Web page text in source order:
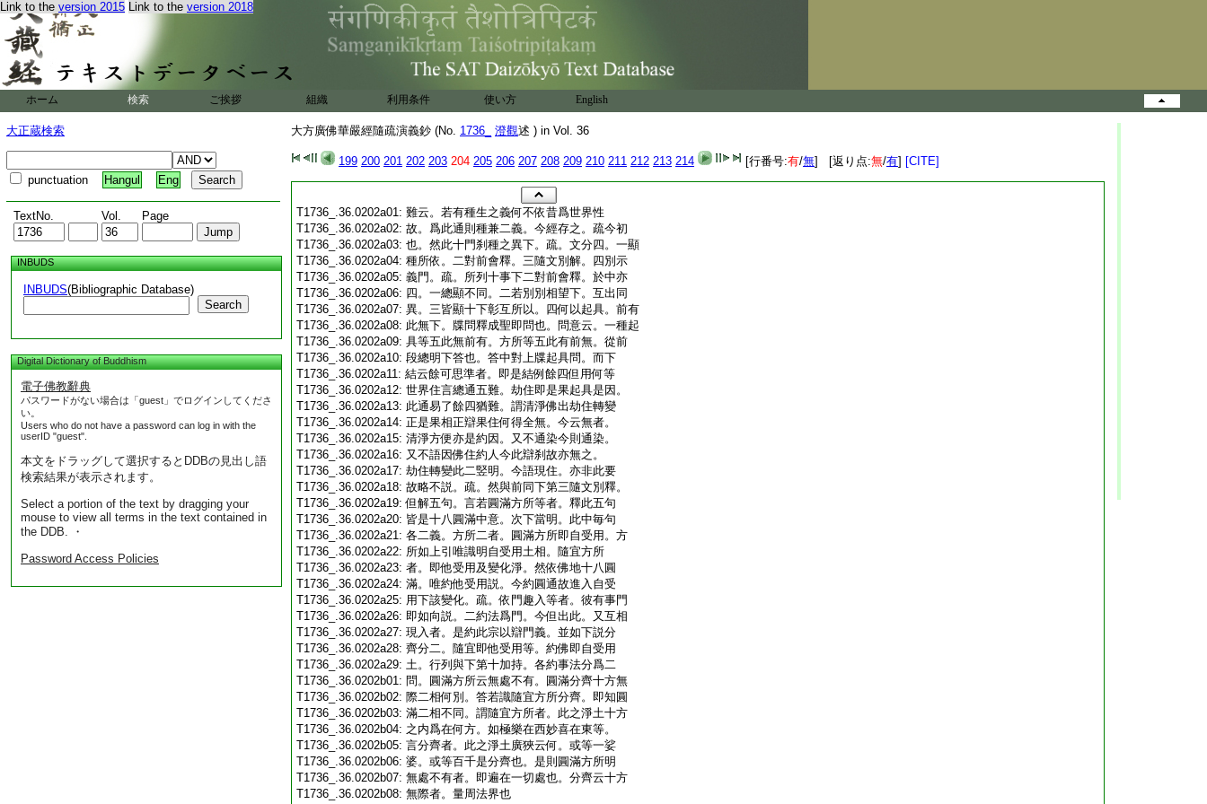
Link to the version 2015 Link to the version 2018
ホーム 検索 ご挨拶 組織 利用条件 使い方 English
大正蔵検索
punctuation Hangul Eng
TextNo. Vol. Page
INBUDS
INBUDS(Bibliographic Database)
Search
Digital Dictionary of Buddhism
電子佛教辭典
パスワードがない場合は「guest」でログインしてくださ
い。
Users who do not have a password can log in with the
userID "guest".
本文をドラッグして選択するとDDBの見出し語
検索結果が表示されます。
Select a portion of the text by dragging your
mouse to view all terms in the text contained in
the DDB. ・
Password Access Policies
大方廣佛華嚴經隨疏演義鈔 (No. 1736_ 澄觀述 ) in Vol. 36
199 200 201 202 203 204 205 206 207 208 209 210 211 212 213 214 [行番号:有/無] [返り点:無/有] [CITE]
T1736_.36.0202a01: 難云。若有種生之義何不依昔爲世界性
T1736_.36.0202a02: 故。爲此通則種兼二義。今經存之。疏今初
T1736_.36.0202a03: 也。然此十門刹種之異下。疏。文分四。一顯
T1736_.36.0202a04: 種所依。二對前會釋。三隨文別解。四別示
T1736_.36.0202a05: 義門。疏。所列十事下二對前會釋。於中亦
T1736_.36.0202a06: 四。一總顯不同。二若別別相望下。互出同
T1736_.36.0202a07: 異。三皆顯十下彰互所以。四何以起具。前有
T1736_.36.0202a08: 此無下。牒問釋成聖即問也。問意云。一種起
T1736_.36.0202a09: 具等五此無前有。方所等五此有前無。從前
T1736_.36.0202a10: 段總明下答也。答中對上牒起具問。而下
T1736_.36.0202a11: 結云餘可思準者。即是結例餘四但用何等
T1736_.36.0202a12: 世界住言總通五難。劫住即是果起具是因。
T1736_.36.0202a13: 此通易了餘四猶難。謂清淨佛出劫住轉變
T1736_.36.0202a14: 正是果相正辯果住何得全無。今云無者。
T1736_.36.0202a15: 清淨方便亦是約因。又不通染今則通染。
T1736_.36.0202a16: 又不語因佛住約人今此辯刹故亦無之。
T1736_.36.0202a17: 劫住轉變此二竪明。今語現住。亦非此要
T1736_.36.0202a18: 故略不説。疏。然與前同下第三隨文別釋。
T1736_.36.0202a19:但解五句。言若圓滿方所等者。釋此五句
T1736_.36.0202a20: 皆是十八圓滿中意。次下當明。此中毎句
T1736_.36.0202a21: 各二義。方所二者。圓滿方所即自受用。方
T1736_.36.0202a22: 所如上引唯識明自受用土相。隨宜方所
T1736_.36.0202a23: 者。即他受用及變化淨。然依佛地十八圓
T1736_.36.0202a24: 滿。唯約他受用説。今約圓通故進入自受
T1736_.36.0202a25: 用下該變化。疏。依門趣入等者。彼有事門
T1736_.36.0202a26: 即如向説。二約法爲門。今但出此。又互相
T1736_.36.0202a27: 現入者。是約此宗以辯門義。並如下説分
T1736_.36.0202a28: 齊分二。隨宜即他受用等。約佛即自受用
T1736_.36.0202a29: 土。行列與下第十加持。各約事法分爲二
T1736_.36.0202b01: 問。圓滿方所云無處不有。圓滿分齊十方無
T1736_.36.0202b02: 際二相何別。答若識隨宜方所分齊。即知圓
T1736_.36.0202b03: 滿二相不同。謂隨宜方所者。此之淨土十方
T1736_.36.0202b04: 之内爲在何方。如極樂在西妙喜在東等。
T1736_.36.0202b05: 言分齊者。此之淨土廣狹云何。或等一娑
T1736_.36.0202b06: 婆。或等百千是分齊也。是則圓滿方所明
T1736_.36.0202b07: 無處不有者。即遍在一切處也。分齊云十方
T1736_.36.0202b08: 無際者。量周法界也